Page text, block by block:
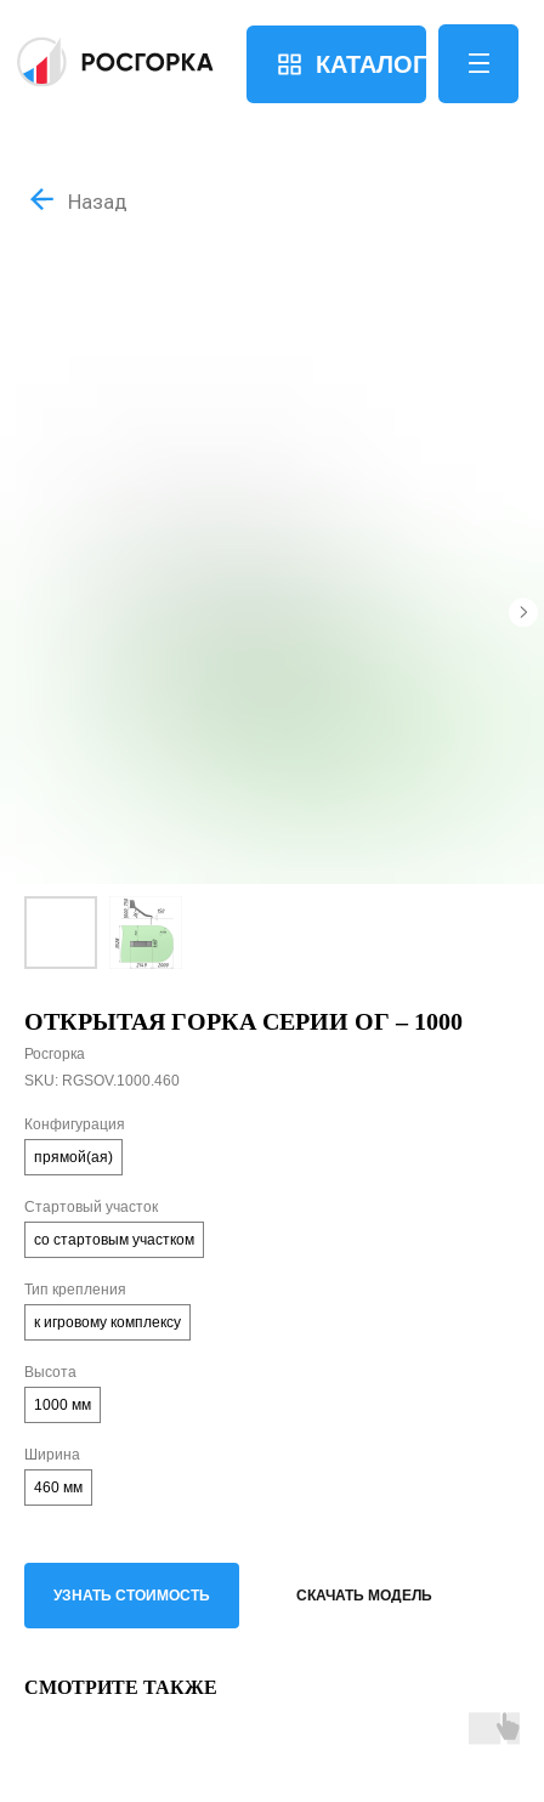
ОТКРЫТАЯ ГОРКА СЕРИИ ОГ – 1000
Росгорка
SKU: RGSOV.1000.460
Конфигурация
прямой(ая)
Стартовый участок
со стартовым участком
Тип крепления
к игровому комплексу
Высота
1000 мм
Ширина
460 мм
УЗНАТЬ СТОИМОСТЬ СКАЧАТЬ МОДЕЛЬ
СМОТРИТЕ ТАКЖЕ